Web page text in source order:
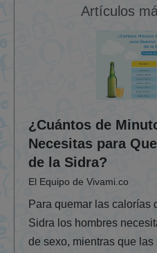
Artículos
¿Cuántos de
Necesitas para
de la Sidra?
El Equipo de Vivami.co
Para quemar las calorías
Sidra los hombres
de sexo, mientras que